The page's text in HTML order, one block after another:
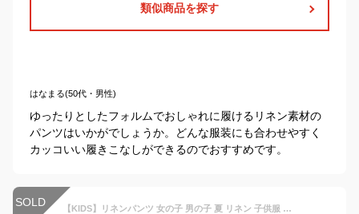
類似商品を探す
はなまる(50代・男性)
ゆったりとしたフォルムでおしゃれに履けるリネン素材の
パンツはいかがでしょうか。どんな服装にも合わせやすく
カッコいい履きこなしができるのでおすすめです。
SOLD 【KIDS】リネンパンツ 女の子 男の子 夏 リネン 子供服 パンツ キッズ かわいい 無地 チェック デーリー ボトム コーデ おしゃれ シンプル 韓国 ファッション 【COCORIA】